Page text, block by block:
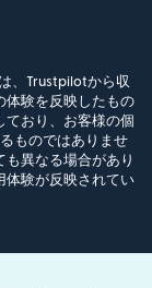
、Trustpilotから収
体験を反映したもの
ており、お客様の個
ものではありませ
も異なる場合があり
体験が反映されてい